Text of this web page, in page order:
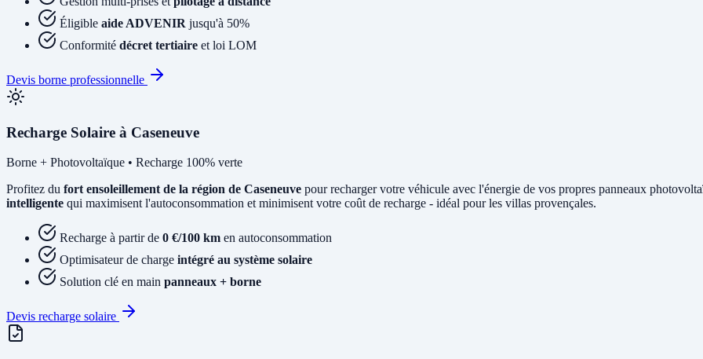
Éligible aide ADVENIR jusqu'à 50%
Conformité décret tertiaire et loi LOM
Devis borne professionnelle
Recharge Solaire à Caseneuve
Borne + Photovoltaïque • Recharge 100% verte
Profitez du fort ensoleillement de la région de Caseneuve pour recharger votre véhicule avec l'énergie de vos propres panneaux
intelligente qui maximisent l'autoconsommation et minimisent votre coût de recharge - idéal pour les villas provençales.
Recharge à partir de 0 €/100 km en autoconsommation
Optimisateur de charge intégré au système solaire
Solution clé en main panneaux + borne
Devis recharge solaire